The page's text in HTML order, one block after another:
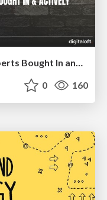
0 160